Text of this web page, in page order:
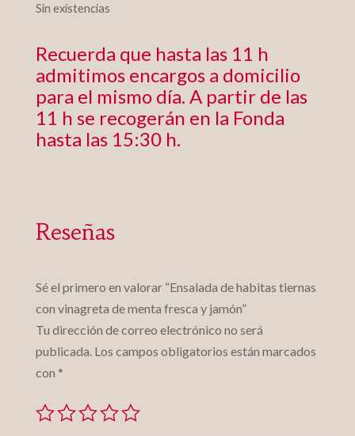
Sin existencias
Recuerda que hasta las 11 h
admitimos encargos a domicilio
para el mismo día. A partir de las
11 h se recogerán en la Fonda
hasta las 15:30 h.
Reseñas
Sé el primero en valorar “Ensalada de habitas tiernas
con vinagreta de menta fresca y jamón”
Tu dirección de correo electrónico no será
publicada. Los campos obligatorios están marcados
con *